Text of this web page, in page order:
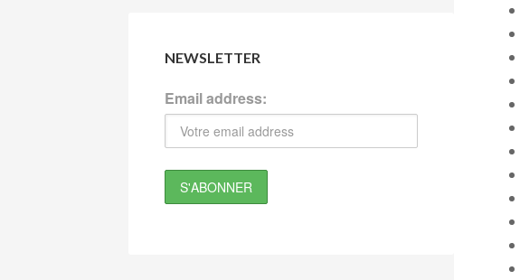
NEWSLETTER
Email address: